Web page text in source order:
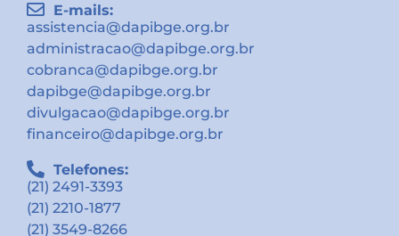
E-mails:
assistencia@dapibge.org.br
administracao@dapibge.org.br
cobranca@dapibge.org.br
dapibge@dapibge.org.br
divulgacao@dapibge.org.br
financeiro@dapibge.org.br
Telefones:
(21) 2491-3393
(21) 2210-1877
(21) 3549-8266